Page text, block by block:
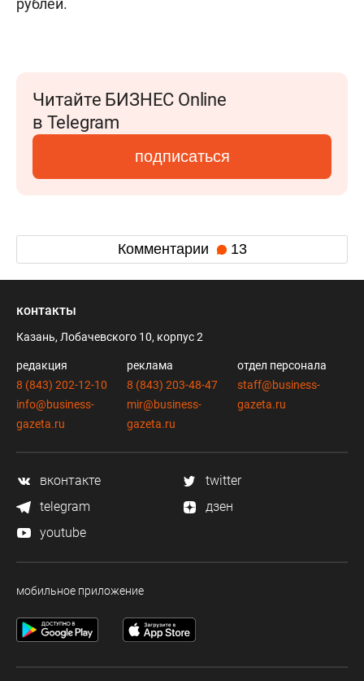
Читайте БИЗНЕС Online
в Telegram
подписаться
Комментарии 13
контакты
Казань, Лобачевского 10, корпус 2
редакция
8 (843) 202-12-10
info@business-
gazeta.ru
реклама
8 (843) 203-48-47
mir@business-
gazeta.ru
отдел персонала
staff@business-
gazeta.ru
вконтакте
twitter
telegram
дзен
youtube
мобильное приложение